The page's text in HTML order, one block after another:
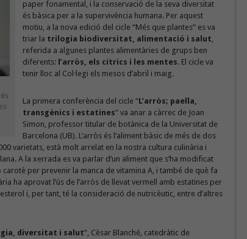
paper fonamental, i la conservació de la seva diversitat
és bàsica per a la supervivència humana. Per aquest
motiu, a la nova edició del cicle “Més que plantes” es va
triar la trilogia biodiversitat, alimentació i salut,
referida a algunes plantes alimentàries de grups ben
diferents: l’arròs, els cítrics i les mentes. El cicle va
tenir lloc al Col·legi els mesos d’abril i maig.
La primera conferència del cicle “L’arròs; paella,
transgènics i estatines” va anar a càrrec de Joan
Simon, professor titular de botànica de la Universitat de
Barcelona (UB). L’arròs és l’aliment bàsic de més de dos
varietats, està molt arrelat en la nostra cultura culinària i
A la xerrada es va parlar d’un aliment que s’ha modificat
per prevenir la manca de vitamina A, i també de què fa
ha aprovat l’ús de l’arròs de llevat vermell amb estatines per
i, per tant, té la consideració de nutricèutic, entre d’altres
diversitat i salut”, Cèsar Blanché, catedràtic de